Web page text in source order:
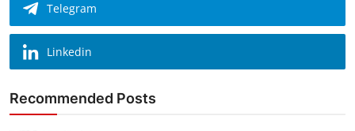
Telegram
Linkedin
Recommended Posts